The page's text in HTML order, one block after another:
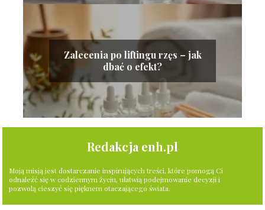
Zalecenia po liftingu rzęs – jak
dbać o efekt?
Redakcja enh.pl
Moją misją jest dostarczanie inspirujących treści, które pomogą Ci
odnaleźć się w codziennym życiu, ułatwią podejmowanie decyzji i
pozwolą cieszyć się pięknem otaczającego świata.